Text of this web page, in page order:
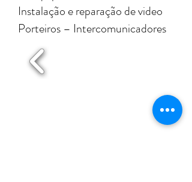
Instalação e reparação de video
Porteiros – Intercomunicadores